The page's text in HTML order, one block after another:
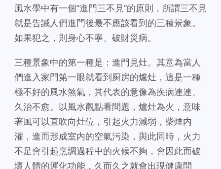
風水學中有一個“進門三不見”的原則，所謂三不見
就是告誡人們進門後最不應該看到的三種景象。
如果犯之，則身心不寧、 破財災病。
三種景象中的第一種是：進門見灶。其意為當人
們進入家門第一眼就看到厨房的爐灶，這是一種
極不好的風水煞氣，其代表的意像為疾病連連、
久治不愈。以風水觀點看問題，爐灶為火，意味
著風可以直吹向灶位，引起火力減弱，柴煙内
灌，進而形成室内的空氣污染，與此同時，火力
不足會引起烹調過程中的火候不夠，會因此而破
壞人體的運化功能，久而久之就會出現健康問